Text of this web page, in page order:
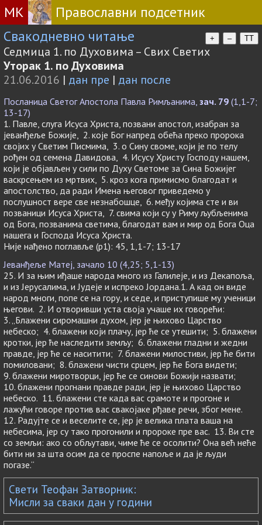
МК
Православни подсетник
Свакодневно читање
+ – TT
Седмица 1. по Духовима – Свих Светих
Уторак 1. по Духовима
21.06.2016 | дан пре | дан после
Посланица Светог Апостола Павла Римљанима, зач. 79 (1,1-7;
13-17)
1. Павле, слуга Исуса Христа, позвани апостол, изабран за
јеванђеље Божије, 2. које Бог напред обећа преко пророка
својих у Светим Писмима, 3. о Сину своме, који је по телу
рођен од семена Давидова, 4. Исусу Христу Господу нашем,
који је објављен у сили по Духу Светоме за Сина Божијег
васкрсењем из мртвих, 5. кроз кога примисмо благодат и
апостолство, да ради Имена његовог приведемо у
послушност вере све незнабошце, 6. међу којима сте и ви
позваници Исуса Христа, 7. свима који су у Риму љубљенима
од Бога, позванима светима, благодат вам и мир од Бога Оца
нашега и Господа Исуса Христа.
Није нађено поглавље (p1): 45, 1,1-7; 13-17
Јеванђеље Матеј, зачало 10 (4,25; 5,1-13)
25. И за њим иђаше народа много из Галилеје, и из Декапоља,
и из Јерусалима, и Јудеје и испреко Јордана.1. А кад он виде
народ многи, попе се на гору, и седе, и приступише му ученици
његови. 2. И отворивши уста своја учаше их говорећи:
3. „Блажени сиромашни духом, јер је њихово Царство
небеско; 4. блажени који плачу, јер ће се утешити; 5. блажени
кротки, јер ће наследити земљу; 6. блажени гладни и жедни
правде, јер ће се наситити; 7. блажени милостиви, јер ће бити
помиловани; 8. блажени чисти срцем, јер ће Бога видети;
9. блажени миротворци, јер ће се синови Божији назвати;
10. блажени прогнани правде ради, јер је њихово Царство
небеско. 11. блажени сте када вас срамоте и прогоне и
лажући говоре против вас свакојаке рђаве речи, због мене.
12. Радујте се и веселите се, јер је велика плата ваша на
небесима, јер су тако прогонили и пророке пре вас. 13. Ви сте
со земљи: ако со обљутави, чиме ће се осолити? Она већ неће
бити ни за шта осим да се проспе напоље и да је људи
погазе.“
Свети Теофан Затворник:
Мисли за сваки дан у години